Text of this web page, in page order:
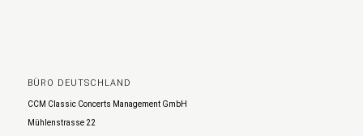
BÜRO DEUTSCHLAND
CCM Classic Concerts Management GmbH
Mühlenstrasse 22